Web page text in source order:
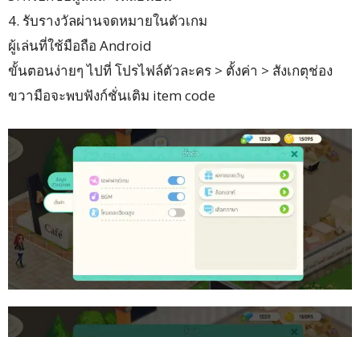
​4. รับรางวัลผ่านจดหมายในตัวเกม
ผู้เล่นที่ใช้มือถือ Android
ขั้นตอนง่ายๆ ไปที่ โปรไฟล์ตัวละคร > ตั้งค่า > สังเกตุช่อง
ขวามือจะพบฟังก์ชั่นเติม item code